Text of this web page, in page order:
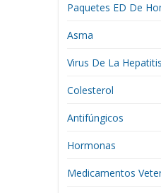
Paquetes ED De
Asma
Virus De La
Colesterol
Antifúngicos
Hormonas
Medicamentos